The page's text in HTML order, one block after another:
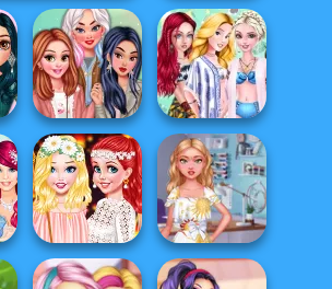
Spring Days
TikTok Divas
#likeforlikes
Princesses
Spring Layering
Princesses
Swimwear
Fashion